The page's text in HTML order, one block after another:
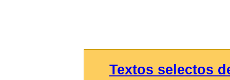
Textos selectos